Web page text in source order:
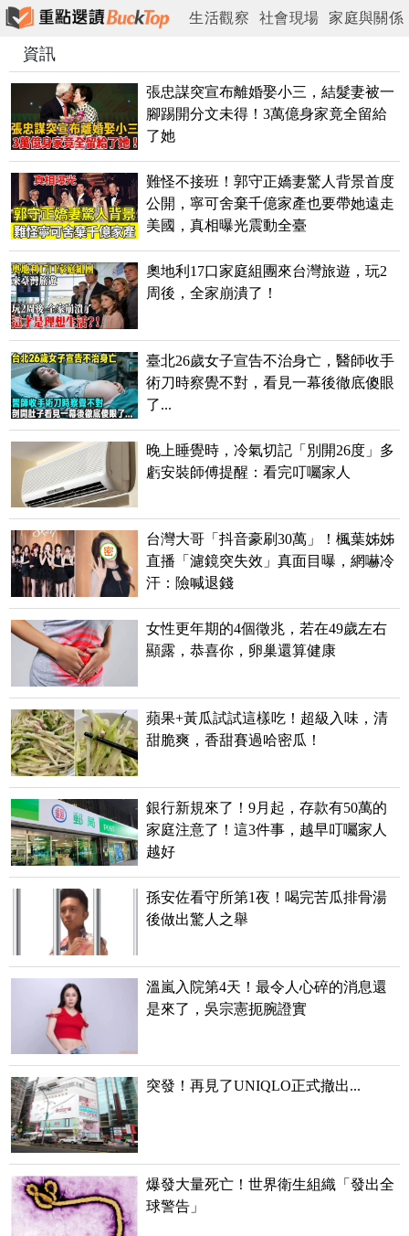
生活觀察 社會現場 家庭與關係
情緒與心理
資訊
張忠謀突宣布離婚娶小三，結髮妻被一
腳踢開分文未得！3萬億身家竟全留給
了她
難怪不接班！郭守正嬌妻驚人背景首度
公開，寧可舍棄千億家產也要帶她遠走
美國，真相曝光震動全臺
奧地利17口家庭組團來台灣旅遊，玩2
周後，全家崩潰了！
臺北26歲女子宣告不治身亡，醫師收手
術刀時察覺不對，看見一幕後徹底傻眼
了...
晚上睡覺時，冷氣切記「別開26度」多
虧安裝師傅提醒：看完叮囑家人
台灣大哥「抖音豪刷30萬」！楓葉姊姊
直播「濾鏡突失效」真面目曝，網嚇冷
汗：險喊退錢
女性更年期的4個徵兆，若在49歲左右
顯露，恭喜你，卵巢還算健康
蘋果+黃瓜試試這樣吃！超級入味，清
甜脆爽，香甜賽過哈密瓜！
銀行新規來了！9月起，存款有50萬的
家庭注意了！這3件事，越早叮囑家人
越好
孫安佐看守所第1夜！喝完苦瓜排骨湯
後做出驚人之舉
溫嵐入院第4天！最令人心碎的消息還
是來了，吳宗憲扼腕證實
突發！再見了UNIQLO正式撤出...
爆發大量死亡！世界衛生組織「發出全
球警告」